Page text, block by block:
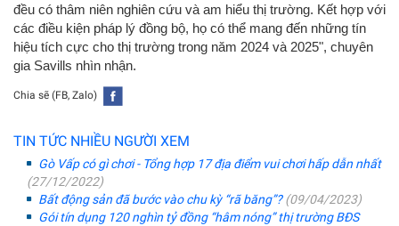
đều có thâm niên nghiên cứu và am hiểu thị trường. Kết hợp với
các điều kiện pháp lý đồng bộ, họ có thể mang đến những tín
hiệu tích cực cho thị trường trong năm 2024 và 2025", chuyên
gia Savills nhìn nhận.
Chia sẽ (FB, Zalo)
TIN TỨC NHIỀU NGƯỜI XEM
Gò Vấp có gì chơi - Tổng hợp 17 địa điểm vui chơi hấp dẫn nhất
(27/12/2022)
Bất động sản đã bước vào chu kỳ “rã băng”?(09/04/2023)
Gói tín dụng 120 nghìn tỷ đồng “hâm nóng” thị trường BĐS